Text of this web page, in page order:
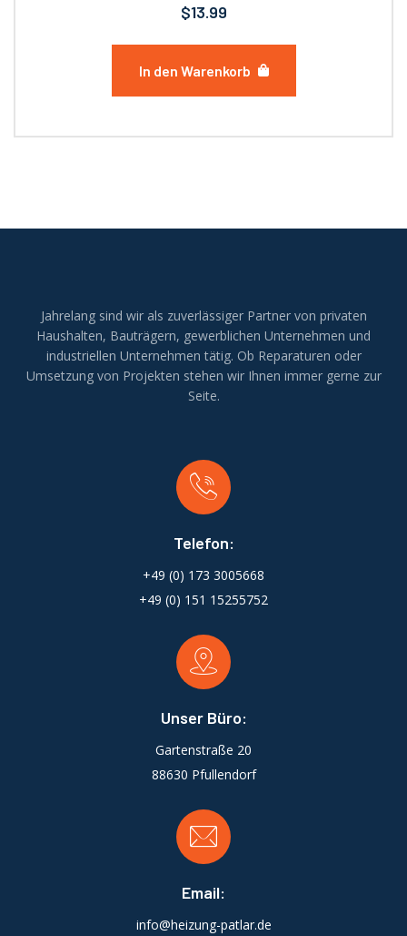
$13.99
In den Warenkorb
Jahrelang sind wir als zuverlässiger Partner von privaten
Haushalten, Bauträgern, gewerblichen Unternehmen und
industriellen Unternehmen tätig. Ob Reparaturen oder
Umsetzung von Projekten stehen wir Ihnen immer gerne zur
Seite.
Telefon:
+49 (0) 173 3005668
+49 (0) 151 15255752
Unser Büro:
Gartenstraße 20
88630 Pfullendorf
Email:
info@heizung-patlar.de